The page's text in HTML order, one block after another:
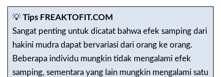
💡 Tips FREAKTOFIT.COM
Sangat penting untuk dicatat bahwa efek samping dari
hakini mudra dapat bervariasi dari orang ke orang.
Beberapa individu mungkin tidak mengalami efek
samping, sementara yang lain mungkin mengalami satu